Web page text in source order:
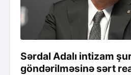
Sərdal Adalı intizam
göndərilməsinə sərt